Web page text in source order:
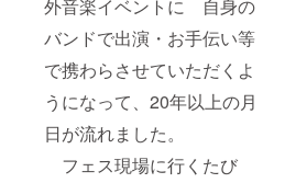
外音楽イベントに 自身の
バンドで出演・お手伝い等
で携わらさせていただくよ
うになって、20年以上の月
日が流れました。
フェス現場に行くたび